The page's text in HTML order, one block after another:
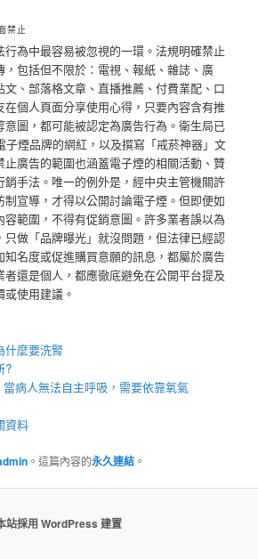
禁止
行為中最容易被忽視的一環。法規明確禁止
包括但不限於：電視、報紙、雜誌、廣
、部落格文章、直播推薦、付費業配、口
個人頁面分享使用心得，只要內容含有推
圖，都可能被認定為廣告行為。衛生局已
子煙品牌的網紅，以及撰寫「戒菸神器」文
廣告的範圍也涵蓋電子煙的相關活動、贊
手法。唯一的例外是，經中央主管機關許
宣導，才得以公開討論電子煙。但即便如
容範圍，不得有促銷意圖。許多業者誤以為
只做「品牌曝光」就沒問題，但法律已經認
知名度或促進購買意願的訊息，都屬於廣告
還是個人，都應徹底避免在公開平台提及
使用建議。
什麼要洗腎
?
當病人無法自主呼吸，需要依靠氧氣
資料
。這篇內容的永久連結 。
站採用 WordPress 建置